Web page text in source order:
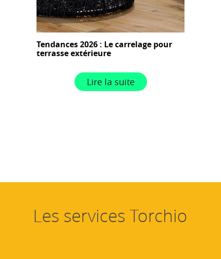
Tendances 2026 : Le carrelage pour
terrasse extérieure
Lire la suite
Les services Torchio